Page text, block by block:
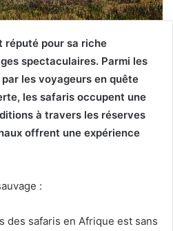
réputé pour sa riche
spectaculaires. Parmi les
les voyageurs en quête
les safaris occupent une
à travers les réserves
offrent une expérience
:
des safaris en Afrique est sans